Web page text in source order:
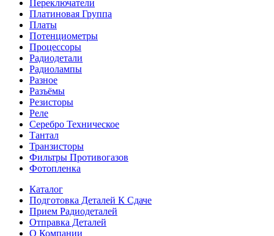
Переключатели
Платиновая Группа
Платы
Потенциометры
Процессоры
Радиодетали
Радиолампы
Разное
Разъёмы
Резисторы
Реле
Серебро Техническое
Тантал
Транзисторы
Фильтры Противогазов
Фотопленка
Каталог
Подготовка Деталей К Сдаче
Прием Радиодеталей
Отправка Деталей
О Компании